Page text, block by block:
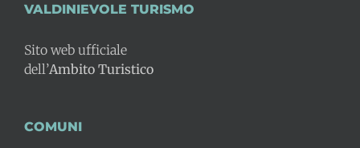
VALDINIEVOLE TURISMO
Sito web ufficiale
dell’Ambito Turistico
COMUNI